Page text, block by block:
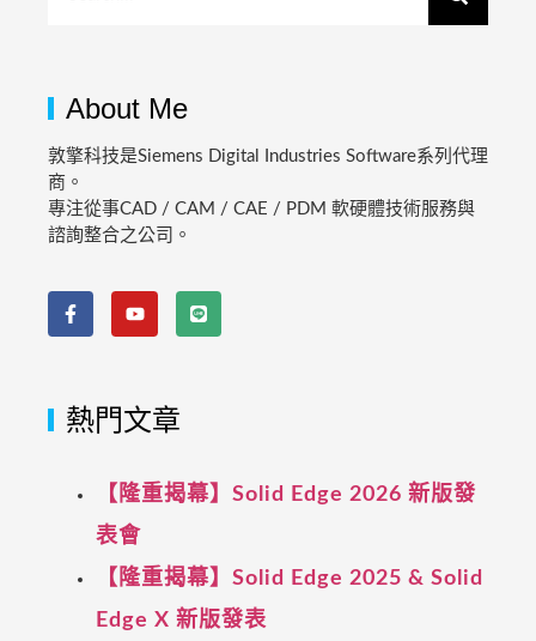
About Me
敦擎科技是Siemens Digital Industries Software系列代理
商。
專注從事CAD / CAM / CAE / PDM 軟硬體技術服務與
諮詢整合之公司。
熱門文章
【隆重揭幕】Solid Edge 2026 新版發
表會
【隆重揭幕】Solid Edge 2025 & Solid
Edge X 新版發表